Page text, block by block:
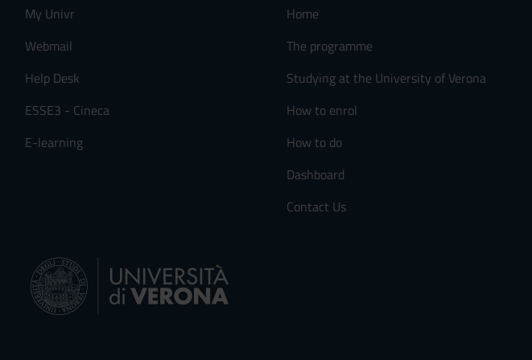
My Univr
Webmail
Help Desk
ESSE3 - Cineca
E-learning
Home
The programme
Studying at the University of Verona
How to enrol
How to do
Dashboard
Contact Us